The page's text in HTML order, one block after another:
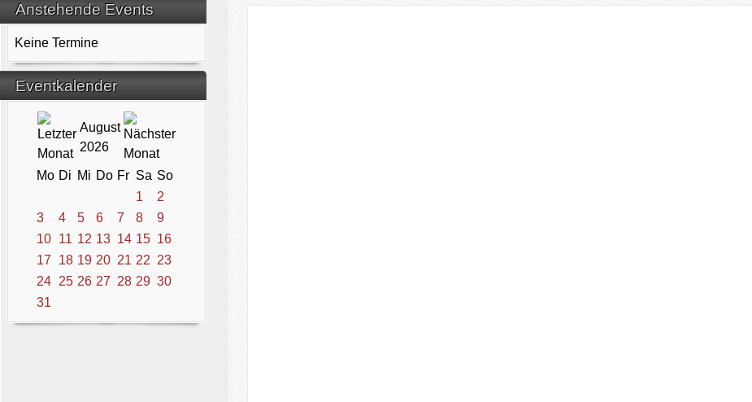
Anstehende Events
Keine Termine
Eventkalender
August
2026
Mo Di Mi Do Fr Sa So
1
2
3
4 5 6 7 8
9
10 11 12 13 14 15 16
17
18 19 20 21 22 23
24 25 26 27 28 29 30
31